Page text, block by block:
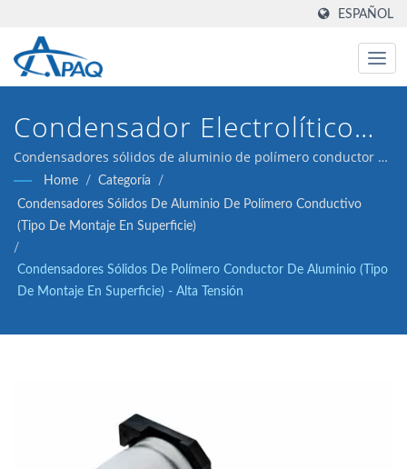
ESPAÑOL
Condensador Electrolítico
De Aluminio Sólido De 5000
Horas A 105°C Para
Aplicaciones De Voltaje
Medio A Alto, Que Ofrece
Estabilidad Confiable En La
Línea De Alimentación.
Condensadores sólidos de aluminio de polímero conductor de
25V 47μF ESR 30 (tipo de montaje en superficie) están
diseñados para cumplir con los convertidores DC-DC,
reguladores de voltaje y aplicaciones de desacoplamiento.
Home / Categoría
/
Condensadores Sólidos De Aluminio De Polímero Conductivo
(Tipo De Montaje En Superficie)
/
Condensadores Sólidos De Polímero Conductor De Aluminio (tipo
De Montaje En Superficie) - Alta Tensión